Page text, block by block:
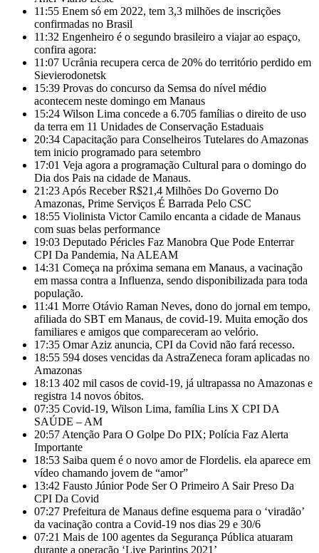
11:55 Enem só em 2022, tem 3,3 milhões de inscrições
confirmadas no Brasil
11:32 Engenheiro é o segundo brasileiro a viajar ao espaço,
confira agora:
11:07 Ucrânia recupera cerca de 20% do território perdido em
Sievierodonetsk
15:39 Provas do concurso da Semsa do nível médio
acontecem neste domingo em Manaus
15:24 Wilson Lima concede a 6.705 famílias o direito de uso
da terra em 11 Unidades de Conservação Estaduais
20:34 Capacitação para Conselheiros Tutelares do Amazonas
tem inicio programado para setembro
17:01 Veja agora a programação Cultural para o domingo do
Dia dos Pais na cidade de Manaus.
21:23 Após Receber R$21,4 Milhões Do Governo Do
Amazonas, Prime Serviços É Barrada Pelo CSC
18:55 Violinista Victor Camilo encanta a cidade de Manaus
com suas belas performance
19:03 Deputado Péricles Faz Manobra Que Pode Enterrar
CPI Da Pandemia, Na ALEAM
14:31 Começa na próxima semana em Manaus, a vacinação
em massa contra a Influenza, sendo disponibilizada para toda
população.
11:41 Morre Otávio Raman Neves, dono do jornal em tempo,
afiliada do SBT em Manaus, de covid-19. Muita emoção dos
familiares e amigos que compareceram ao velório.
17:35 Omar Aziz anuncia, CPI da Covid não fará recesso.
18:55 594 doses vencidas da AstraZeneca foram aplicadas no
Amazonas
18:13 402 mil casos de covid-19, já ultrapassa no Amazonas e
registra 14 novos óbitos.
07:35 Covid-19, Wilson Lima, família Lins X CPI DA
SAÚDE – AM
20:57 Atenção Para O Golpe Do PIX; Polícia Faz Alerta
Importante
18:53 Saiba quem é o novo amor de Flordelis. ela aparece em
vídeo chamando jovem de “amor”
13:42 Fausto Júnior Pode Ser O Primeiro A Sair Preso Da
CPI Da Covid
07:27 Prefeitura de Manaus define esquema para o ‘viradão’
da vacinação contra a Covid-19 nos dias 29 e 30/6
07:21 Mais de 100 agentes da Segurança Pública atuaram
durante a operação ‘Live Parintins 2021’